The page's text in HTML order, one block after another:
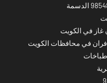
غاز في الكويت
في محافظات الكويت